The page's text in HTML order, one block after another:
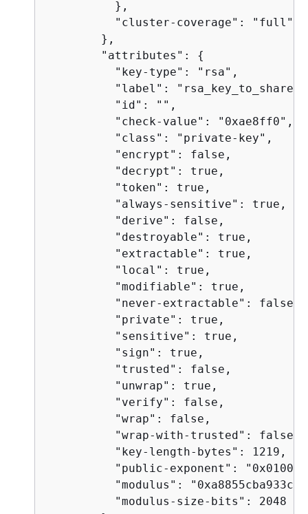
          },
          "cluster-coverage": "full"
        },
        "attributes":
{
          "key-type": "rsa",
          "label": "rsa_key_to_share",
          "id": "",
          "check-value": "0xae8ff0",
          "class": "private-key",
          "encrypt": false,
          "decrypt": true,
          "token": true,
          "always-sensitive": true,
          "derive": false,
          "destroyable": true,
          "extractable": true,
          "local": true,
          "modifiable": true,
          "never-extractable": false,
          "private": true,
          "sensitive": true,
          "sign": true,
          "trusted": false,
          "unwrap": true,
          "verify": false,
          "wrap": false,
          "wrap-with-trusted": false,
          "key-length-bytes": 1219,
"public-exponent":
"modulus":
          "modulus-size-bits": 2048